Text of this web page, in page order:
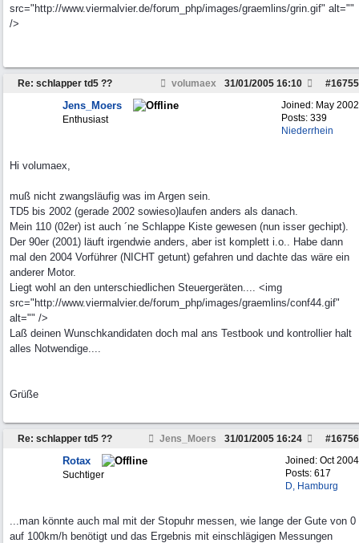
src="http://www.viermalvier.de/forum_php/images/graemlins/grin.gif" alt=""
/>
Re: schlapper td5 ?? volumaex #16755
31/01/2005 16:10
Joined: May 2002
Posts: 339
Niederrhein
Jens_Moers
Enthusiast
Hi volumaex,
muß nicht zwangsläufig was im Argen sein.
TD5 bis 2002 (gerade 2002 sowieso)laufen anders als danach.
Mein 110 (02er) ist auch ´ne Schlappe Kiste gewesen (nun isser gechipt).
Der 90er (2001) läuft irgendwie anders, aber ist komplett i.o.. Habe dann
mal den 2004 Vorführer (NICHT getunt) gefahren und dachte das wäre ein
anderer Motor.
Liegt wohl an den unterschiedlichen Steuergeräten.... <img
src="http://www.viermalvier.de/forum_php/images/graemlins/conf44.gif"
alt="" />
Laß deinen Wunschkandidaten doch mal ans Testbook und kontrollier halt
alles Notwendige....
Grüße
Re: schlapper td5 ?? Jens_Moers #16756
31/01/2005 16:24
Joined: Oct 2004
Posts: 617
D, Hamburg
Rotax
Suchtiger
...man könnte auch mal mit der Stopuhr messen, wie lange der Gute von 0
auf 100km/h benötigt und das Ergebnis mit einschlägigen Messungen